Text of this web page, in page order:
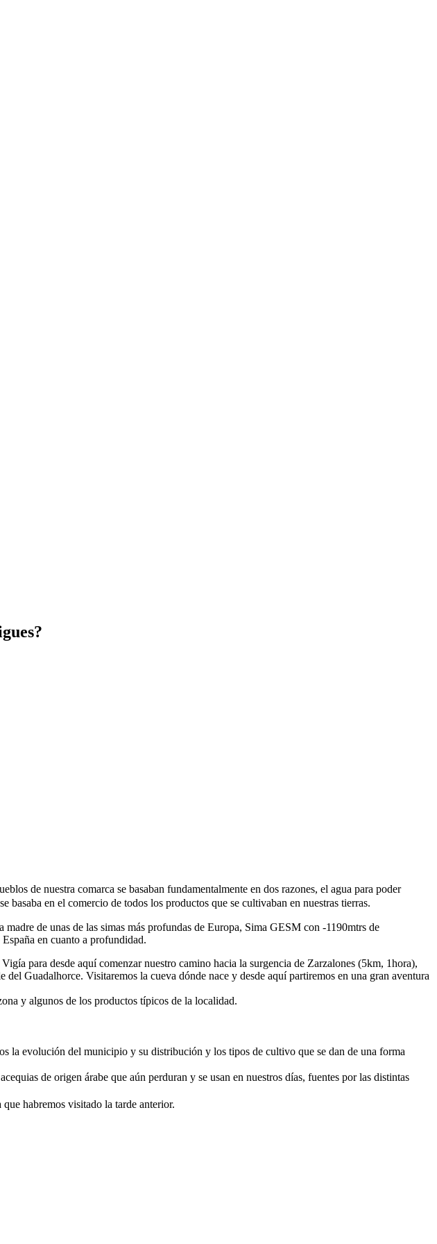
de nuestra comarca se basaban fundamentalmente en dos razones, el agua para poder
basaba en el comercio de todos los productos que se cultivaban en nuestras tierras.
de unas de las simas más profundas de Europa, Sima GESM con -1190mtrs de
en cuanto a profundidad.
para desde aquí comenzar nuestro camino hacia la surgencia de Zarzalones (5km, 1hora),
Guadalhorce. Visitaremos la cueva dónde nace y desde aquí partiremos en una gran aventura
y algunos de los productos típicos de la localidad.
la evolución del municipio y su distribución y los tipos de cultivo que se dan de una forma
de origen árabe que aún perduran y se usan en nuestros días, fuentes por las distintas
habremos visitado la tarde anterior.